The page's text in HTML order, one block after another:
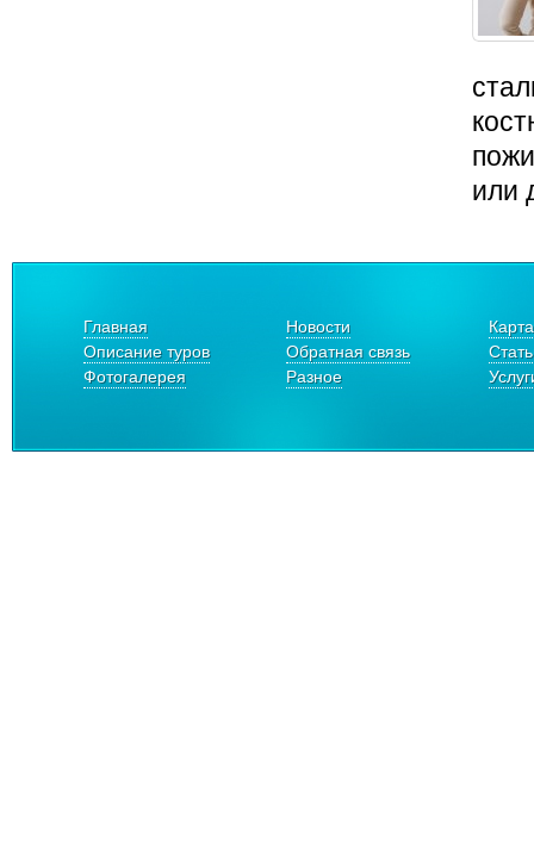
или
Главная Новости
Описание туров
Обратная связь
Фотогалерея
Разное